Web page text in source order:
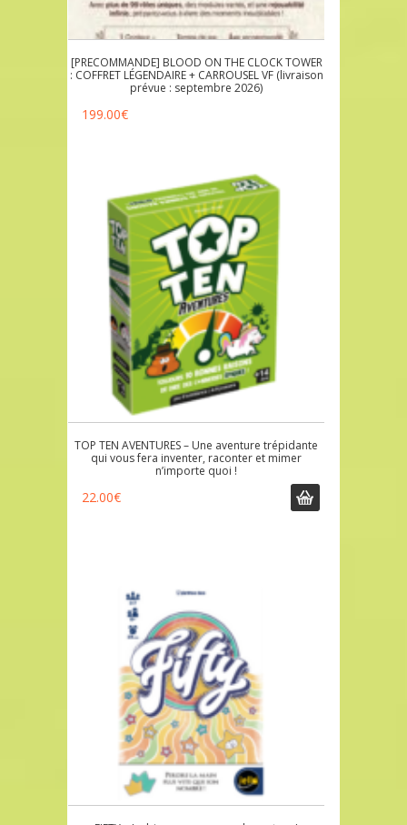
[PRECOMMANDE] BLOOD ON THE CLOCK TOWER
: COFFRET LÉGENDAIRE + CARROUSEL VF (livraison
prévue : septembre 2026)
199.00€
TOP TEN AVENTURES – Une aventure trépidante
qui vous fera inventer, raconter et mimer
n’importe quoi !
22.00€